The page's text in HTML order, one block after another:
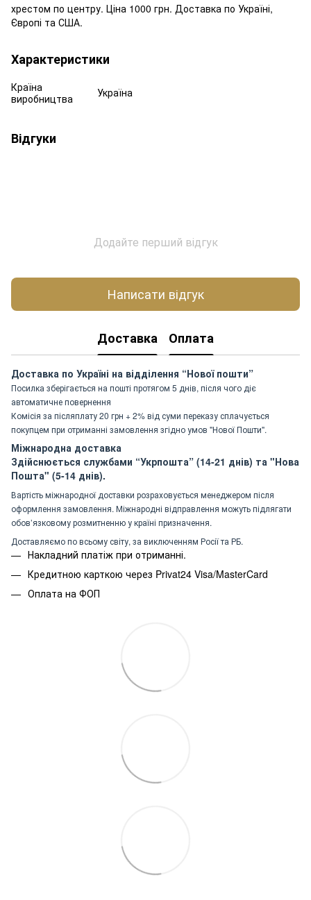
хрестом по центру. Ціна 1000 грн. Доставка по Україні,
Європі та США.
Характеристики
Країна
виробництва
Україна
Відгуки
Додайте перший відгук
Написати відгук
Доставка Оплата
Доставка по Україні на відділення “Нової пошти”
Посилка зберігається на пошті протягом 5 днів, після чого діє
автоматичне повернення
Комісія за післяплату 20 грн + 2% від суми переказу сплачується
покупцем при отриманні замовлення згідно умов "Нової Пошти".
Міжнародна доставка
Здійснюється службами “Укрпошта” (14-21 днів) та "Нова
Пошта" (5-14 днів).
Вартість міжнародної доставки розраховується менеджером після
оформлення замовлення. Міжнародні відправлення можуть підлягати
обов’язковому розмитненню у країні призначення.
Доставляємо по всьому світу, за виключенням Росії та РБ.
Накладний платіж при отриманні.
Кредитною карткою через Privat24 Visa/MasterCard
Оплата на ФОП